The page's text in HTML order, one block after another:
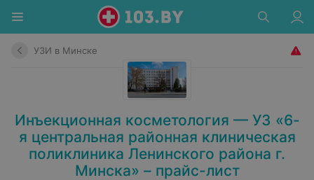
УЗИ в Минске
Инъекционная косметология — УЗ «6-
я центральная районная клиническая
поликлиника Ленинского района г.
Минска» – прайс-лист